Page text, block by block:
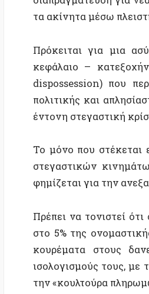
πολιτικής και
έντονη στεγαστική κρίση
Το μόνο που στέκεται
στεγαστικών
φημίζεται για την
Πρέπει να τονιστεί ότι
κουρέματα στους
ισολογισμούς τους, με τη
την «κουλτούρα πληρωμών».
οργανισμών, αφού
γίνονται κουρέματα
που στην πλειονότητά
τα απανωτά κύματα
μιλήσουμε για την